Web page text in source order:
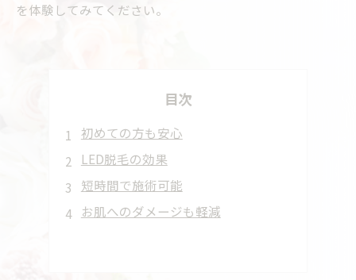
を体験してみてください。
目次
初めての方も安心
LED脱毛の効果
短時間で施術可能
お肌へのダメージも軽減